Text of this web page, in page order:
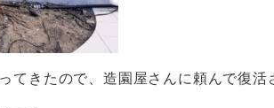
てきたので、造園屋さんに頼んで復活